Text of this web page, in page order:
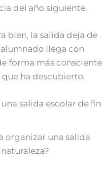
del año siguiente.
bien, la salida deja de
llega con
forma más consciente
ha descubierto.
salida escolar de fin
organizar una salida